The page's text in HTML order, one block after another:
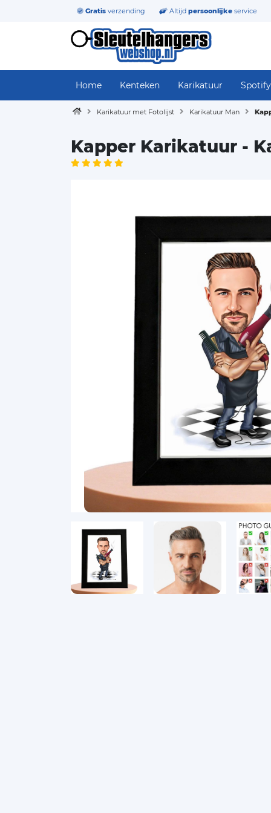
Gratis verzending Altijd persoonlijke service
Home Kenteken Karikatuur Spotify
Karikatuur met Fotolijst Karikatuur Man
Kapper Karikatuur -